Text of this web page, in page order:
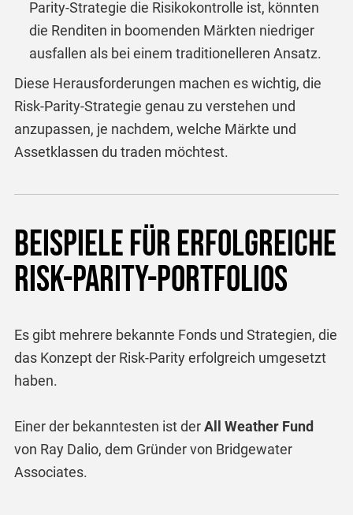
Parity-Strategie die Risikokontrolle ist, könnten
die Renditen in boomenden Märkten niedriger
ausfallen als bei einem traditionelleren Ansatz.
Diese Herausforderungen machen es wichtig, die
Risk-Parity-Strategie genau zu verstehen und
anzupassen, je nachdem, welche Märkte und
Assetklassen du traden möchtest.
Beispiele für erfolgreiche
Risk-Parity-Portfolios
Es gibt mehrere bekannte Fonds und Strategien, die
das Konzept der Risk-Parity erfolgreich umgesetzt
haben.
Einer der bekanntesten ist derAll Weather Fund
von Ray Dalio, dem Gründer von Bridgewater
Associates.